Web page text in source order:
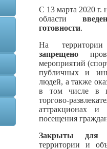
С 13 марта 2020 г.
области
готовности.
На территории
запрещено
мероприятий
публичных и
людей, а также
в том числе в
торгово-
аттракционах
посещения
Закрыты для
территории и